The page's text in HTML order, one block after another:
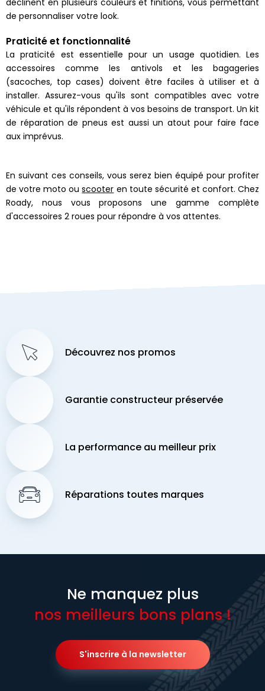
de personnaliser votre look.
Praticité et fonctionnalité
La praticité est essentielle pour un usage quotidien. Les
accessoires comme les antivols et les bagageries
(sacoches, top cases) doivent être faciles à utiliser et à
installer. Assurez-vous qu'ils sont compatibles avec votre
véhicule et qu'ils répondent à vos besoins de transport. Un kit
de réparation de pneus est aussi un atout pour faire face
aux imprévus.
En suivant ces conseils, vous serez bien équipé pour profiter
de votre moto ouscooter en toute sécurité et confort. Chez
Roady, nous vous proposons une gamme complète
d'accessoires 2 roues pour répondre à vos attentes.
Découvrez nos promos
Garantie constructeur préservée
La performance au meilleur prix
Réparations toutes marques
Ne manquez plus
nos meilleurs bons plans !
S'inscrire à la newsletter